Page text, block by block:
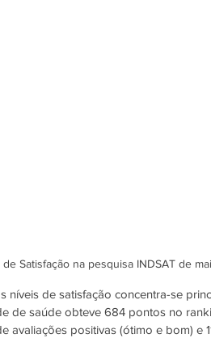
Satisfação na pesquisa INDSAT de
níveis de satisfação concentra-se
de saúde obteve 684 pontos no
avaliações positivas (ótimo e bom) e